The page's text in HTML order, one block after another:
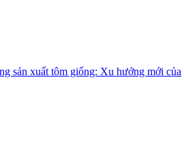
sản xuất tôm giống: Xu hướng mới của